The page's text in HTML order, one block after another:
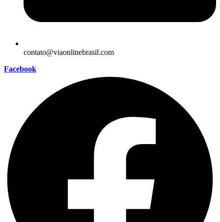
contato@viaonlinebrasil.com
Facebook